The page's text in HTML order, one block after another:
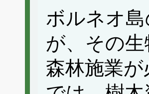
ボルネオ
が、その
森林施業